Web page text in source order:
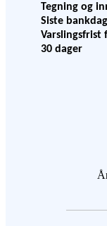
Tegning og
Siste
30 dager